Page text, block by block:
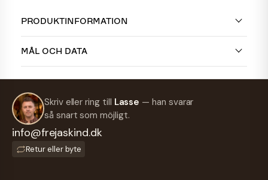
PRODUKTINFORMATION
MÅL OCH DATA
Skriv eller ring till Lasse — han svarar
så snart som möjligt.
info@frejaskind.dk
Retur eller byte